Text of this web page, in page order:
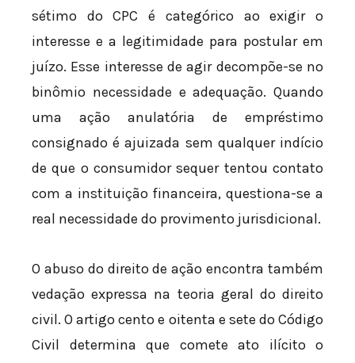
sétimo do CPC é categórico ao exigir o
interesse e a legitimidade para postular em
juízo. Esse interesse de agir decompõe-se no
binômio necessidade e adequação. Quando
uma ação anulatória de empréstimo
consignado é ajuizada sem qualquer indício
de que o consumidor sequer tentou contato
com a instituição financeira, questiona-se a
real necessidade do provimento jurisdicional.
O abuso do direito de ação encontra também
vedação expressa na teoria geral do direito
civil. O artigo cento e oitenta e sete do Código
Civil determina que comete ato ilícito o